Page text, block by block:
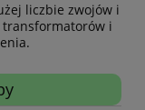
liczbie zwojów i
transformatorów i